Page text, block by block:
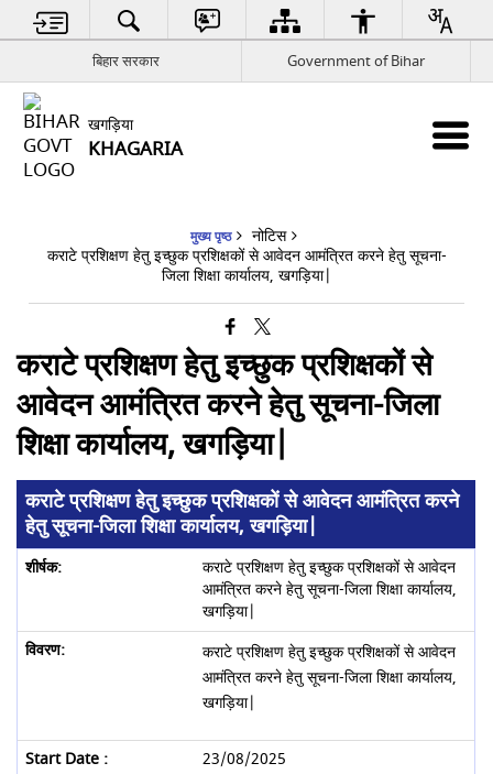
बिहार सरकार Government of Bihar
खगड़िया
KHAGARIA
मुख्य पृष्ठ
नोटिस
कराटे प्रशिक्षण हेतु इच्छुक प्रशिक्षकों से आवेदन आमंत्रित करने हेतु सूचना-
जिला शिक्षा कार्यालय, खगड़िया|
कराटे प्रशिक्षण हेतु इच्छुक प्रशिक्षकों से
आवेदन आमंत्रित करने हेतु सूचना-जिला
शिक्षा कार्यालय, खगड़िया|
कराटे प्रशिक्षण हेतु इच्छुक प्रशिक्षकों से आवेदन आमंत्रित करने
हेतु सूचना-जिला शिक्षा कार्यालय, खगड़िया|
कराटे प्रशिक्षण हेतु इच्छुक प्रशिक्षकों से आवेदन
आमंत्रित करने हेतु सूचना-जिला शिक्षा कार्यालय,
खगड़िया|
कराटे प्रशिक्षण हेतु इच्छुक प्रशिक्षकों से आवेदन
आमंत्रित करने हेतु सूचना-जिला शिक्षा कार्यालय,
खगड़िया|
23/08/2025